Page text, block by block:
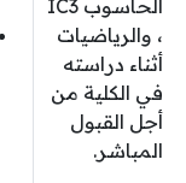
الحاسوب IC3
، والرياضيات
أثناء دراسته
في الكلية من
أجل القبول
المباشر.